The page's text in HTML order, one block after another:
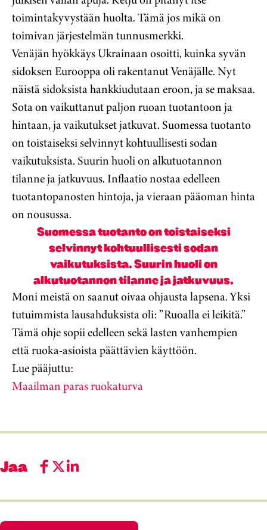
toimintakyvystään huolta. Tämä jos mikä on
toimivan järjestelmän tunnusmerkki.
Venäjän hyökkäys Ukrainaan osoitti, kuinka syvän
sidoksen Eurooppa oli rakentanut Venäjälle. Nyt
näistä sidoksista hankkiudutaan eroon, ja se maksaa.
Sota on vaikuttanut paljon ruoan tuotantoon ja
hintaan, ja vaikutukset jatkuvat. Suomessa tuotanto
on toistaiseksi selvinnyt kohtuullisesti sodan
vaikutuksista. Suurin huoli on alkutuotannon
tilanne ja jatkuvuus. Inflaatio nostaa edelleen
tuotantopanosten hintoja, ja vieraan pääoman hinta
on nousussa.
Suomessa tuotanto on toistaiseksi
selvinnyt kohtuullisesti sodan
vaikutuksista. Suurin huoli on
alkutuotannon tilanne ja jatkuvuus.
Moni meistä on saanut oivaa ohjausta lapsena. Yksi
tutuimmista lausahduksista oli: ”Ruoalla ei leikitä.”
Tämä ohje sopii edelleen sekä lasten vanhempien
että ruoka-asioista päättävien käyttöön.
Lue pääjuttu:
Maailman paras ruokaturva
Jaa